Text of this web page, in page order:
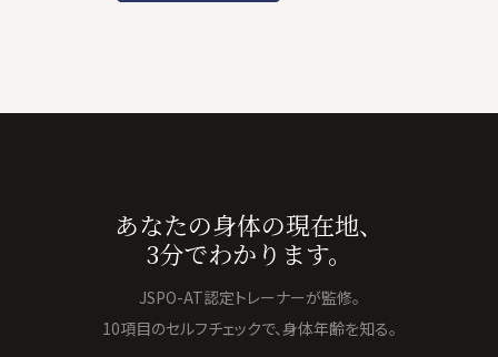
あなたの身体の現在地、
3分でわかります。
JSPO-AT認定トレーナーが監修。
10項目のセルフチェックで、身体年齢を知る。